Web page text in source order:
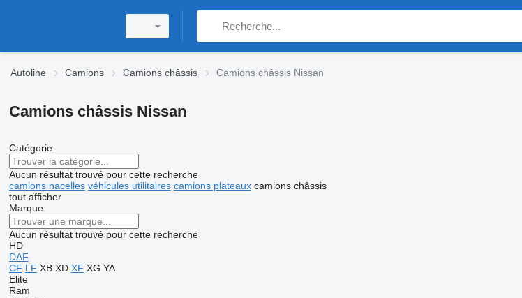
Autoline Camions Camions châssis Camions châssis Nissan
Camions châssis Nissan
Catégorie
Aucun résultat trouvé pour cette recherche
camions nacelles véhicules utilitaires camions plateaux camions châssis
tout afficher
Marque
Aucun résultat trouvé pour cette recherche
HD
DAF
CF LF XB XD XF XG YA
Elite
Ram